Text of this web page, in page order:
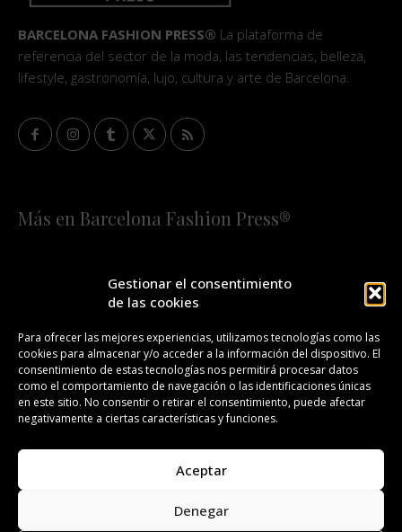
Gestionar el consentimiento
de las cookies
Para ofrecer las mejores experiencias, utilizamos tecnologías como las
cookies para almacenar y/o acceder a la información del dispositivo. El
consentimiento de estas tecnologías nos permitirá procesar datos
como el comportamiento de navegación o las identificaciones únicas
en este sitio. No consentir o retirar el consentimiento, puede afectar
negativamente a ciertas características y funciones.
Aceptar
Denegar
BARCELONA FASHION PRESS® La plataforma de
referencia del sector de la moda, las tendencias, belleza,
lifestyle, gastronomía, lujo, cultura y arte de Barcelona.
Más en Barcelona Fashion Press®
¡SUSCRÍBETE A NUESTRA FASHION NEWS!
CONTACTO REDACCIÓN PUBLICIDAD
ISSN 2385-4839 DL B 27443-2014
Todos los derechos reservados. Copyright 2008-2024.